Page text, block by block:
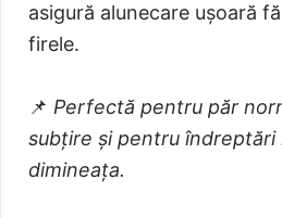
asigură alunecare ușoară
firele.
📌 Perfectă pentru păr
subțire și pentru îndreptări
dimineața.